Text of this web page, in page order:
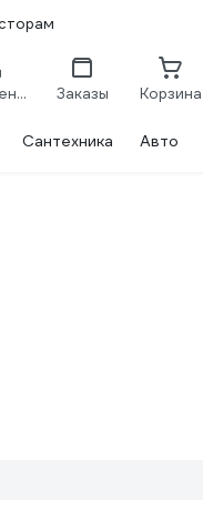
Сравнение Заказы Корзина
Сантехника Авто